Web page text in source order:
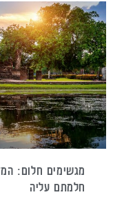
מגשימים חלום:
חלמתם עליה